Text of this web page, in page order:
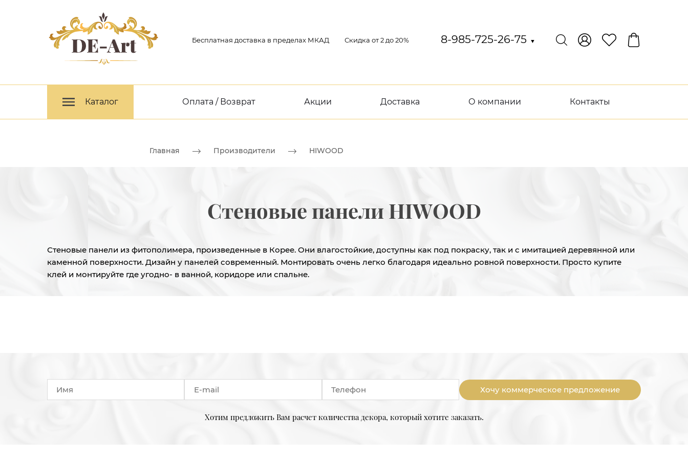
Бесплатная доставка в пределах МКАД Скидка от 2 до 20% 8-985-725-26-75 ▼
Каталог Оплата / Возврат Акции Доставка О компании Контакты
Главная Производители HIWOOD
Стеновые панели HIWOOD
Стеновые панели из фитополимера, произведенные в Корее. Они влагостойкие, доступны как под покраску, так и с имитацией деревянной или
каменной поверхности. Дизайн у панелей современный. Монтировать очень легко благодаря идеально ровной поверхности. Просто купите
клей и монтируйте где угодно- в ванной, коридоре или спальне.
Хочу коммерческое предложение
Хотим предложить Вам расчет количества декора, который хотите заказать.